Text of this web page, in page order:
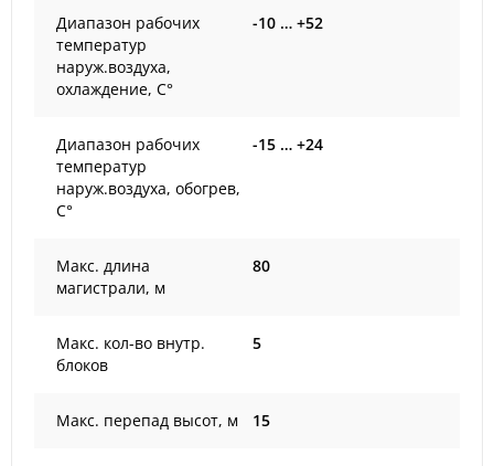
Диапазон рабочих
температур
наруж.воздуха,
охлаждение, С°
-10 … +52
Диапазон рабочих
температур
наруж.воздуха, обогрев,
С°
-15 … +24
Макс. длина
магистрали, м
80
Макс. кол-во внутр.
блоков
5
Макс. перепад высот, м 15